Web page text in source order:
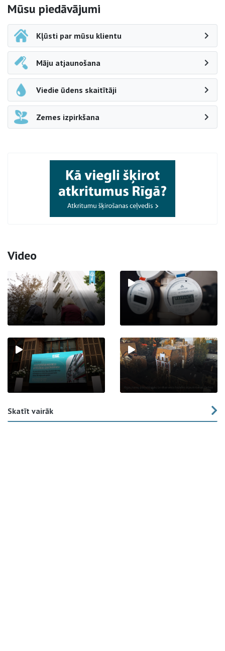
Sāna navigācija
Mūsu piedāvājumi
Kļūsti par mūsu klientu
Māju atjaunošana
Viedie ūdens skaitītāji
Zemes izpirkšana
Video
Skatīt vairāk